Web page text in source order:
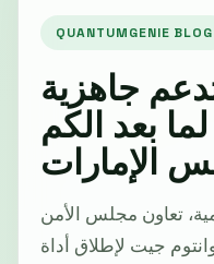
QUANTUMGENIE BLOG
جاهزية
بعد الكم
الإمارات
تعاون مجلس الأمن
جيت لإطلاق أداة